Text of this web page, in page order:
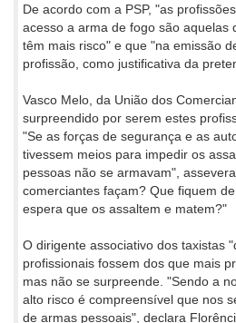
De acordo com a PSP, "as
acesso a arma de fogo são aquelas
têm mais risco" e que "na emissão
profissão, como justificativa da
Vasco Melo, da União dos
surpreendido por serem estes
"Se as forças de segurança e as
tivessem meios para impedir os
pessoas não se armavam",
comerciantes façam? Que fiquem
espera que os assaltem e matem?"
O dirigente associativo dos taxistas
profissionais fossem dos que mais
mas não se surpreende. "Sendo a
alto risco é compreensível que nos
de armas pessoais", declara